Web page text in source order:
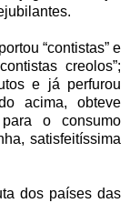
“contistas” e
creolos”;
e já perfurou
acima, obteve
o consumo
satisfeitíssima
dos países das